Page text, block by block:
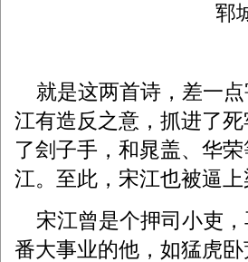
郓城宋
就是这两首诗，差一点
江有造反之意，抓进了
了刽子手，和晁盖、华
江。至此，宋江也被逼上
宋江曾是个押司小吏，
番大事业的他，如猛虎